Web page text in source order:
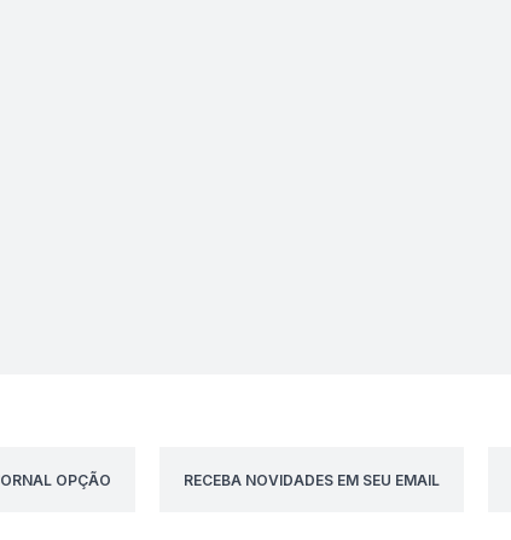
OPÇÃO
RECEBA NOVIDADES EM SEU EMAIL